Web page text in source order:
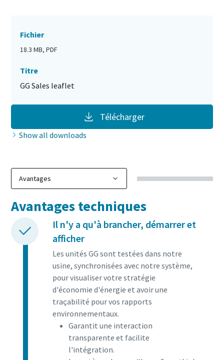
Fichier
18.3 MB, PDF
Titre
GG Sales leaflet
Télécharger
Show all downloads
Avantages techniques
Il n'y a qu'à brancher, démarrer et
afficher
Les unités GG sont testées dans notre
usine, synchronisées avec notre système,
pour visualiser votre stratégie
d'économie d'énergie et avoir une
traçabilité pour vos rapports
environnementaux.
Garantit une interaction
transparente et facilite
l'intégration.